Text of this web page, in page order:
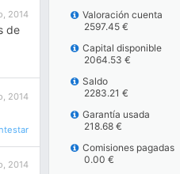
2014
de
2014
2014
Valoración cuenta
2597.45 €
Capital disponible
2064.53 €
Saldo
2283.21 €
Garantía usada
218.68 €
Comisiones pagadas
0.00 €